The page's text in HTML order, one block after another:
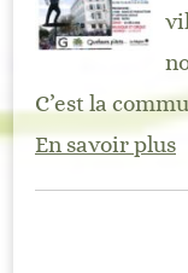
C’est la
En savoir plus